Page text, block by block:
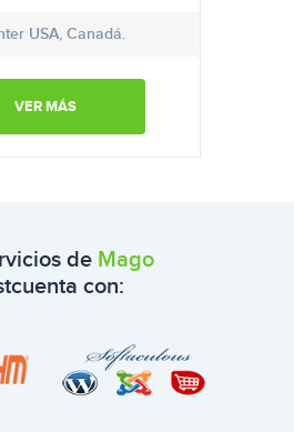
USA, Canadá.
VER MÁS
de Mago
cuenta con: